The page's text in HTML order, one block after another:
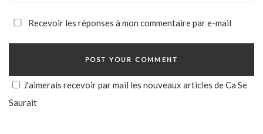
Recevoir les réponses à mon commentaire par e-mail
J'aimerais recevoir par mail les nouveaux articles de Ca Se
Saurait